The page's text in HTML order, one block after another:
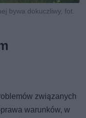
bywa dokuczliwy, fot.
związanych
warunków, w